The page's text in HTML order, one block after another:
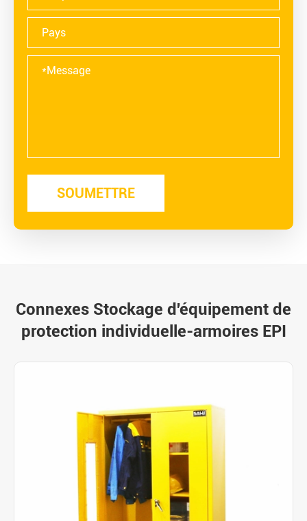
Connexes Stockage d'équipement de
protection individuelle-armoires EPI